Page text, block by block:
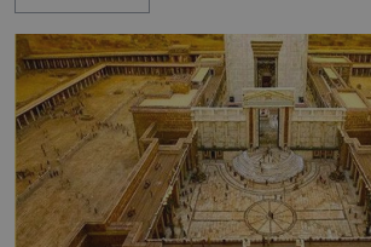
osobností ochraňují? Na hřbitově u kláštera
Milosrdných